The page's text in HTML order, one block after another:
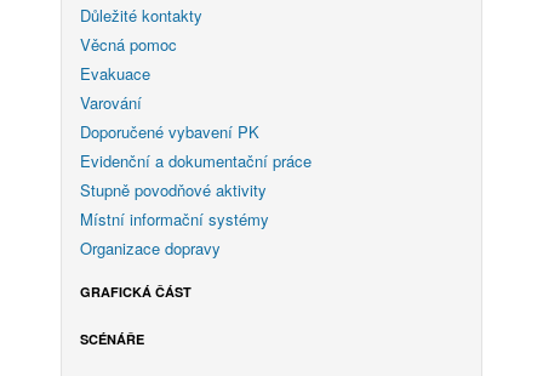
Důležité kontakty
Věcná pomoc
Evakuace
Varování
Doporučené vybavení PK
Evidenční a dokumentační práce
Stupně povodňové aktivity
Místní informační systémy
Organizace dopravy
GRAFICKÁ ČÁST
SCÉNÁŘE